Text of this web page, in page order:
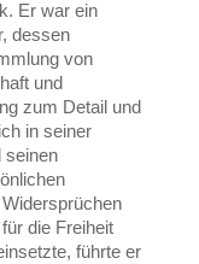
Er war ein
dessen
von
und
zum Detail und
in seiner
seinen
die Freiheit
führte er